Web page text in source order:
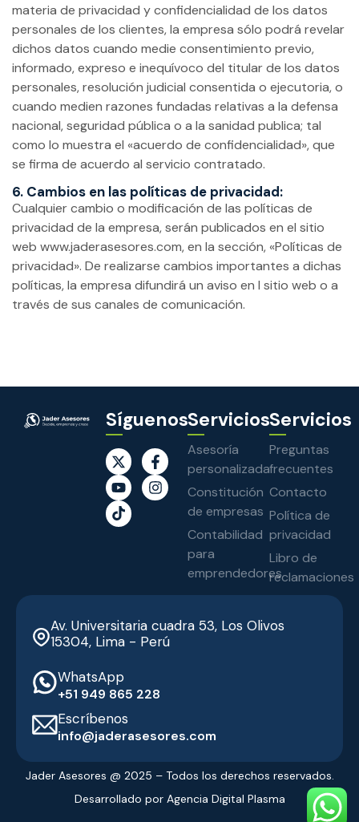
materia de privacidad y confidencialidad de los datos
personales de los clientes, la empresa sólo podrá revelar
dichos datos cuando medie consentimiento previo,
informado, expreso e inequívoco del titular de los datos
personales, resolución judicial consentida o ejecutoria, o
cuando medien razones fundadas relativas a la defensa
nacional, seguridad pública o a la sanidad publica; tal
como lo muestra el «acuerdo de confidencialidad», que
se firma de acuerdo al servicio contratado.
6. Cambios en las políticas de privacidad:
Cualquier cambio o modificación de las políticas de
privacidad de la empresa, serán publicados en el sitio
web www.jaderasesores.com, en la sección, «Políticas de
privacidad». De realizarse cambios importantes a dichas
políticas, la empresa difundirá un aviso en l sitio web o a
través de sus canales de comunicación.
SíguenosServicios
Asesoría
personalizada
Constitución
de empresas
Contabilidad
para
emprendedores
Servicios
Preguntas
frecuentes
Contacto
Política de
privacidad
Libro de
reclamaciones
Av. Universitaria cuadra 53, Los Olivos
15304, Lima - Perú
WhatsApp
‭+51 949 865 228‬
Escríbenos
info@jaderasesores.com
Jader Asesores @ 2025 – Todos los derechos reservados.
Desarrollado por Agencia Digital Plasma